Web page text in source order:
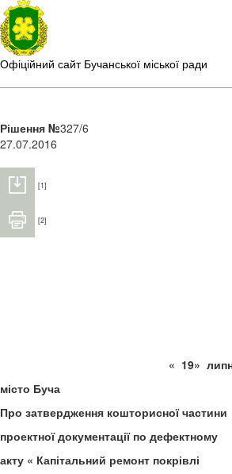
Офіційний сайт Бучанської міської ради
Рішення №327/6
27.07.2016
[1]
[2]
«
місто Буча
Про затвердження кошторисної частини
проектної документації по дефектному
акту « Капітальний ремонт покрівлі